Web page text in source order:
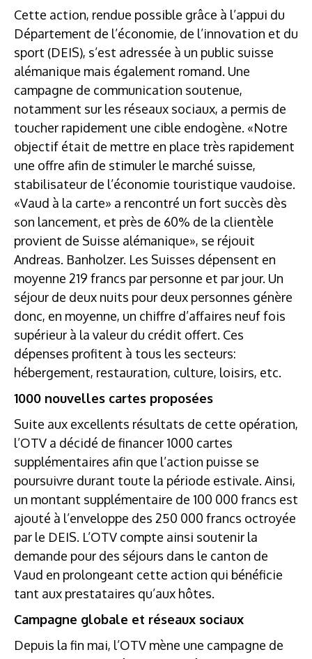
Cette action, rendue possible grâce à l’appui du
Département de l’économie, de l’innovation et du
sport (DEIS), s’est adressée à un public suisse
alémanique mais également romand. Une
campagne de communication soutenue,
notamment sur les réseaux sociaux, a permis de
toucher rapidement une cible endogène. «Notre
objectif était de mettre en place très rapidement
une offre afin de stimuler le marché suisse,
stabilisateur de l’économie touristique vaudoise.
«Vaud à la carte» a rencontré un fort succès dès
son lancement, et près de 60% de la clientèle
provient de Suisse alémanique», se réjouit
Andreas. Banholzer. Les Suisses dépensent en
moyenne 219 francs par personne et par jour. Un
séjour de deux nuits pour deux personnes génère
donc, en moyenne, un chiffre d’affaires neuf fois
supérieur à la valeur du crédit offert. Ces
dépenses profitent à tous les secteurs:
hébergement, restauration, culture, loisirs, etc.
1000 nouvelles cartes proposées
Suite aux excellents résultats de cette opération,
l’OTV a décidé de financer 1000 cartes
supplémentaires afin que l’action puisse se
poursuivre durant toute la période estivale. Ainsi,
un montant supplémentaire de 100 000 francs est
ajouté à l’enveloppe des 250 000 francs octroyée
par le DEIS. L’OTV compte ainsi soutenir la
demande pour des séjours dans le canton de
Vaud en prolongeant cette action qui bénéficie
tant aux prestataires qu’aux hôtes.
Campagne globale et réseaux sociaux
Depuis la fin mai, l’OTV mène une campagne de